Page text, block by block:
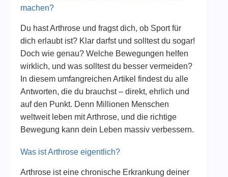
machen?
Du hast Arthrose und fragst dich, ob Sport für
dich erlaubt ist? Klar darfst und solltest du sogar!
Doch wie genau? Welche Bewegungen helfen
wirklich, und was solltest du besser vermeiden?
In diesem umfangreichen Artikel findest du alle
Antworten, die du brauchst – direkt, ehrlich und
auf den Punkt. Denn Millionen Menschen
weltweit leben mit Arthrose, und die richtige
Bewegung kann dein Leben massiv verbessern.
Was ist Arthrose eigentlich?
Arthrose ist eine chronische Erkrankung deiner